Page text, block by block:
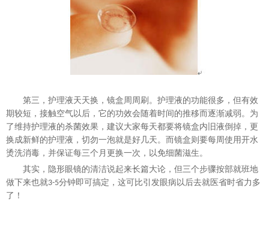
第三，护理液天天换，镜盒周周刷。护理液的功能很多，但有效
期较短，接触空气以后，它的功效会随着时间的推移而逐渐减弱。为
了维持护理液的杀菌效果，建议大家每天都要将镜盒内旧液倒掉，更
换成新鲜的护理液，切勿一泡就是好几天。而镜盒则要每周使用开水
烫洗消毒，并保证每三个月更换一次，以免细菌滋生。
其实，隐形眼镜的清洁说起来长篇大论，但三个步骤按部就班地
做下来也就3-5分钟即可搞定，这可比引发眼病以后去就医省时省力多
了！